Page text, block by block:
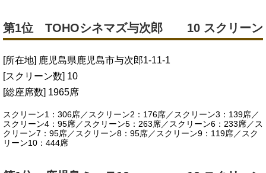
第1位 TOHOシネマズ与次郎 10 スクリーン
[所在地] 鹿児島県鹿児島市与次郎1-11-1
[スクリーン数] 10
[総座席数] 1965席
スクリーン1：306席／スクリーン2：176席／スクリーン3：139席／
スクリーン4：95席／スクリーン5：263席／スクリーン6：233席／ス
クリーン7：95席／スクリーン8：95席／スクリーン9：119席／スク
リーン10：444席